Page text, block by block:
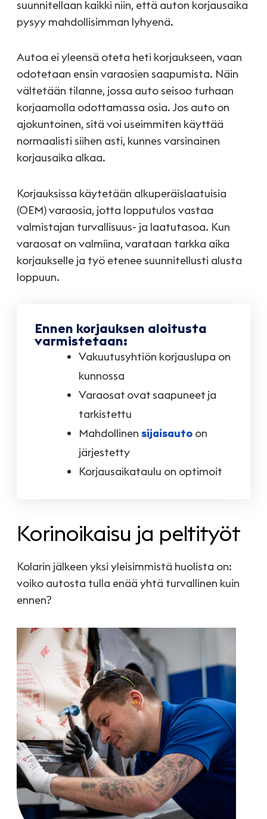
suunnitellaan kaikki niin, että auton korjausaika
pysyy mahdollisimman lyhyenä.
Autoa ei yleensä oteta heti korjaukseen, vaan
odotetaan ensin varaosien saapumista. Näin
vältetään tilanne, jossa auto seisoo turhaan
korjaamolla odottamassa osia. Jos auto on
ajokuntoinen, sitä voi useimmiten käyttää
normaalisti siihen asti, kunnes varsinainen
korjausaika alkaa.
Korjauksissa käytetään alkuperäislaatuisia
(OEM) varaosia, jotta lopputulos vastaa
valmistajan turvallisuus- ja laatutasoa. Kun
varaosat on valmiina, varataan tarkka aika
korjaukselle ja työ etenee suunnitellusti alusta
loppuun.
Ennen korjauksen aloitusta
varmistetaan:
Vakuutusyhtiön korjauslupa on
kunnossa
Varaosat ovat saapuneet ja
tarkistettu
Mahdollinen sijaisauto on
järjestetty
Korjausaikataulu on optimoit
Korinoikaisu ja peltityöt
Kolarin jälkeen yksi yleisimmistä huolista on:
voiko autosta tulla enää yhtä turvallinen kuin
ennen?